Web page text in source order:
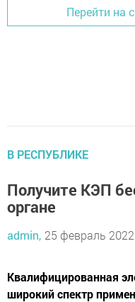
Перейти на
В РЕСПУБЛИКЕ
Получите КЭП
органе
admin, 25 февраль
Квалифицированная
широкий спектр